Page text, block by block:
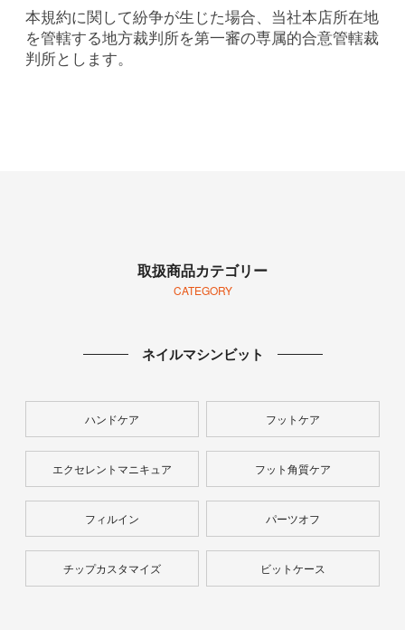
本規約に関して紛争が生じた場合、当社本店所在地
を管轄する地方裁判所を第一審の専属的合意管轄裁
判所とします。
取扱商品カテゴリー
CATEGORY
ネイルマシンビット
ハンドケア フットケア
エクセレントマニキュア フット角質ケア
フィルイン パーツオフ
チップカスタマイズ ビットケース